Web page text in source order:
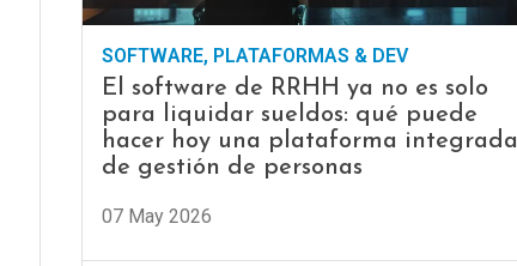
SOFTWARE, PLATAFORMAS & DEV
El software de RRHH ya no es solo
para liquidar sueldos: qué puede
hacer hoy una plataforma integrada
de gestión de personas
07 May 2026